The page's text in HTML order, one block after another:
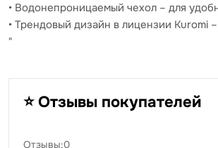
• Водонепроницаемый чехол – для
• Трендовый дизайн в лицензии Kuromi
"
⭐ Отзывы покупателей
Отзывы:0